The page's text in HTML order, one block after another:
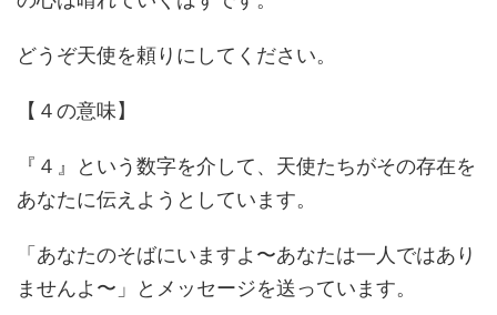
どうぞ天使を頼りにしてください。
【４の意味】
『４』という数字を介して、天使たちがその存在を
あなたに伝えようとしています。
「あなたのそばにいますよ〜あなたは一人ではあり
ませんよ〜」とメッセージを送っています。